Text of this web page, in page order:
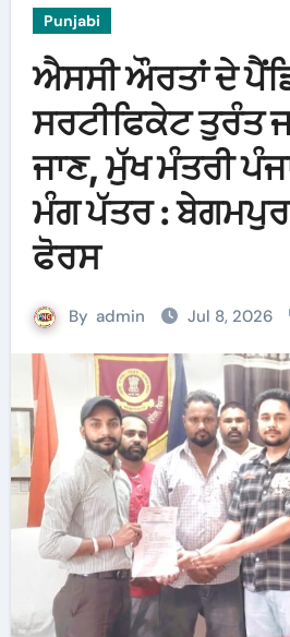
Punjabi
ਐਸਸੀ ਔਰਤਾਂ ਦੇ
ਸਰਟੀਫਿਕੇਟ ਤੁਰੰਤ
ਜਾਣ, ਮੁੱਖ ਮੰਤਰੀ
ਮੰਗ ਪੱਤਰ :
ਫੋਰਸ
By admin Jul 8, 2026